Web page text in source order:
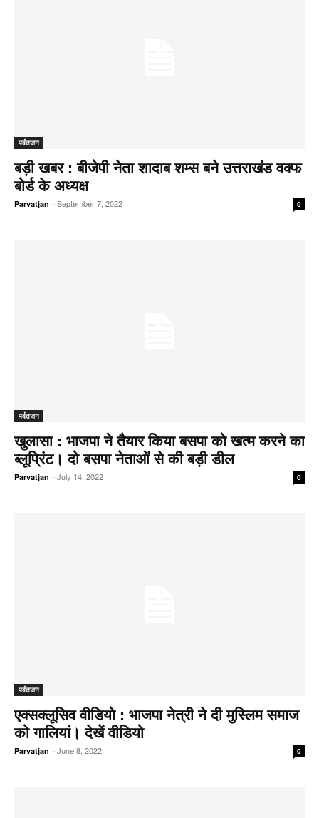
पर्वतजन
बड़ी खबर : बीजेपी नेता शादाब शम्स बने उत्तराखंड वक्फ
बोर्ड के अध्यक्ष
Parvatjan -September 7, 2022 0
पर्वतजन
खुलासा : भाजपा ने तैयार किया बसपा को खत्म करने का
ब्लूप्रिंट। दो बसपा नेताओं से की बड़ी डील
Parvatjan -July 14, 2022 0
पर्वतजन
एक्सक्लूसिव वीडियो : भाजपा नेत्री ने दी मुस्लिम समाज
को गालियां। देखें वीडियो
Parvatjan -June 8, 2022 0